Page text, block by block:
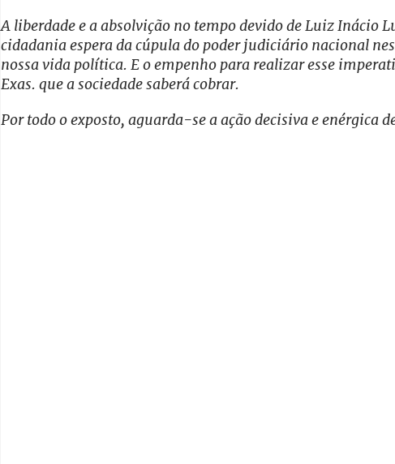
A liberdade e a absolvição no tempo devido de Luiz Inácio
cidadania espera da cúpula do poder judiciário nacional
nossa vida política. E o empenho para realizar esse
Exas. que a sociedade saberá cobrar.
Por todo o exposto, aguarda-se a ação decisiva e enérgica